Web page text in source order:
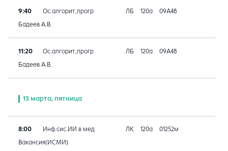
9:40 Ос.алгорит,прогр ЛБ 120а 09A48
Бадеев А.В.
11:20 Ос.алгорит,прогр ЛБ 120а 09A48
Бадеев А.В.
13 марта, пятница
8:00 Инф.сис.ИИ в мед ЛК 120а 01252м
Вакансия(ИСМИ)